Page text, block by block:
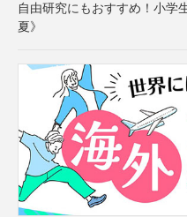
自由研究にもおすすめ！小学
夏》